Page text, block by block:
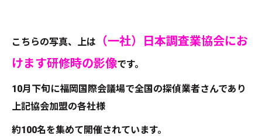
こちらの写真、上は
（一社）日本調査業協会にお
けます研修時の影像です。
10月下旬に福岡国際会議場で全国の探偵業者さんであり
上記協会加盟の各社様
約100名を集めて開催されています。